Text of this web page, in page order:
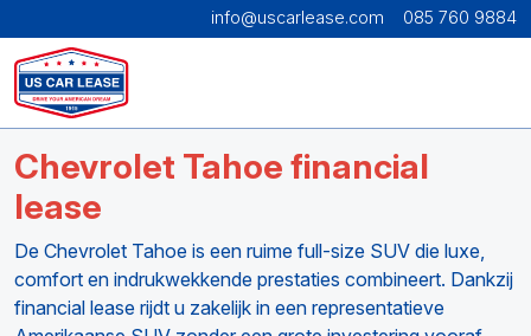
info@uscarlease.com 085 760 9884
Chevrolet Tahoe financial
lease
De Chevrolet Tahoe is een ruime full-size SUV die luxe,
comfort en indrukwekkende prestaties combineert. Dankzij
financial lease rijdt u zakelijk in een representatieve